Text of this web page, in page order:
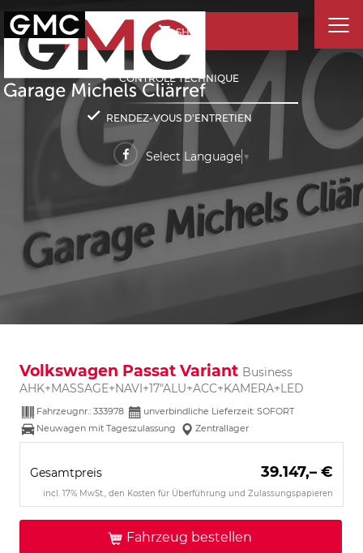
SHOP
CONTRÔLE TECHNIQUE
RENDEZ-VOUS D'ENTRETIEN
Select Language ▼
Volkswagen Passat Variant Business
AHK+MASSAGE+NAVI+17"ALU+ACC+KAMERA+LED
Fahrzeugnr.: 333978
unverbindliche Lieferzeit: SOFORT
Neuwagen mit Tageszulassung
Zentrallager
Gesamtpreis 39.147,– €
incl. 17% MwSt., den Kosten für Überführung und Zulassungspapieren
Fahrzeug bestellen